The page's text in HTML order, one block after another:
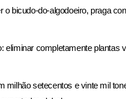
bicudo-do-algodoeiro, praga
eliminar completamente plantas
milhão setecentos e vinte mil